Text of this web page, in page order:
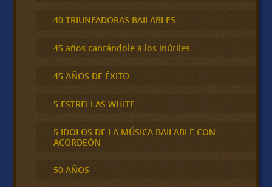
40 TRIUNFADORAS BAILABLES
45 años cantándole a los inútiles
45 AÑOS DE ÉXITO
5 ESTRELLAS WHITE
5 IDOLOS DE LA MÚSICA BAILABLE CON
ACORDEÓN
50 AÑOS